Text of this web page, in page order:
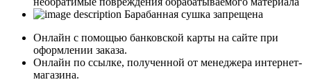
Барабанная сушка запрещена
Онлайн с помощью банковской карты на сайте при
оформлении заказа.
Онлайн по ссылке, полученной от менеджера интернет-
магазина.